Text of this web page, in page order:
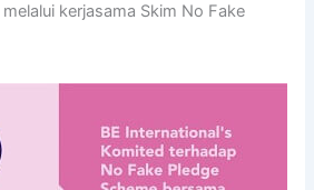
kerjasama Skim No Fake